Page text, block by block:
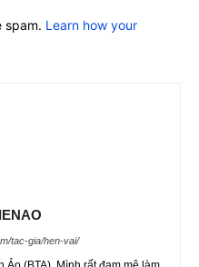
spam. Learn how your
tac-gia/hen-vai/